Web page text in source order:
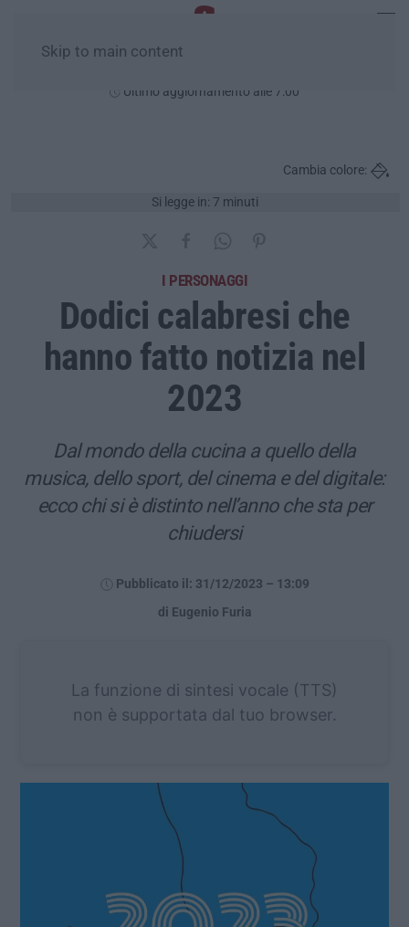
Skip to main content
Ultimo aggiornamento alle 7:00
Si legge in: 7 minuti
Cambia colore:
I PERSONAGGI
Dodici calabresi che
hanno fatto notizia nel
2023
Dal mondo della cucina a quello della
musica, dello sport, del cinema e del digitale:
ecco chi si è distinto nell’anno che sta per
chiudersi
Pubblicato il: 31/12/2023 – 13:09
di Eugenio Furia
La funzione di sintesi vocale (TTS)
non è supportata dal tuo browser.